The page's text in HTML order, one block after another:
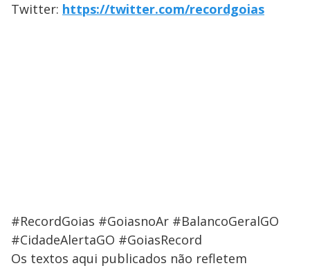
Twitter: https://twitter.com/recordgoias
#RecordGoias #GoiasnoAr #BalancoGeralGO
#CidadeAlertaGO #GoiasRecord
Os textos aqui publicados não refletem